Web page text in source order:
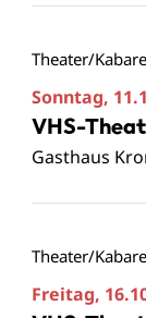
Theater/
Sonntag,
VHS-
Gasthaus
Theater/
Freitag,